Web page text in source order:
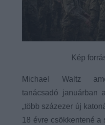
Kép
Michael Waltz
tanácsadó januárban
„több százezer új
18 évre csökkentené a